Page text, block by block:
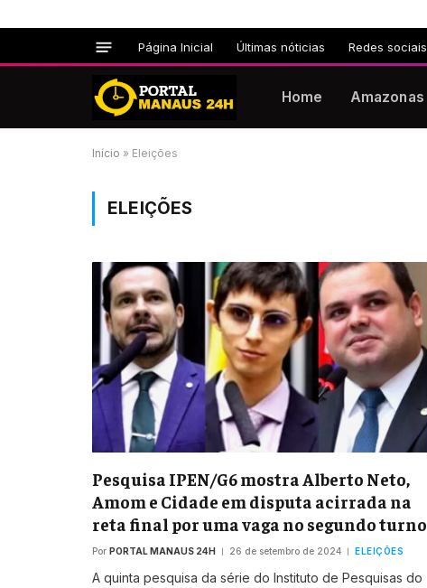
Página Inicial Últimas nóticias Redes sociais
Home Amazonas
Início » Eleições
ELEIÇÕES
Pesquisa IPEN/G6 mostra Alberto Neto,
Amom e Cidade em disputa acirrada na
reta final por uma vaga no segundo turno
Por PORTAL MANAUS 24H 26 de setembro de 2024 ELEIÇÕES
A quinta pesquisa da série do Instituto de Pesquisas do